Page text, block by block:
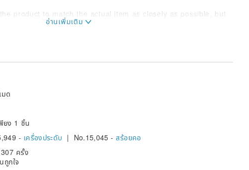
product to match the actual item as closely as possible, but
texture may appear slightly different from the actual product
allergies to plating, please refrain from purchasing.
a cool, dark place, such as a zip-lock bag or case, to
มด
ยง 1 ชิ้น
- เครื่องประดับ | No.15,045 -สร้อยคอ
ครั้ง
ถูกใจ